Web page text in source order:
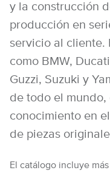
y la construcción
producción en
servicio al cliente.
como BMW,
Guzzi, Suzuki y
de todo el
conocimiento en
de piezas
El catálogo incluye